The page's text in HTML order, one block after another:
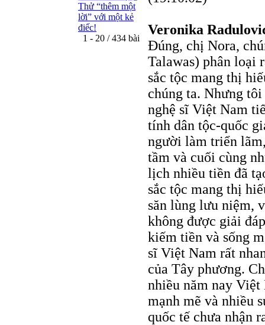
Thử “thêm một
lời” với một kẻ
điếc!
1 - 20 / 434 bài
Veronika
Đúng, chị Nora,
Talawas) phân loại
sắc tộc mang thị
chúng ta. Nhưng
nghệ sĩ Việt Nam
tính dân tộc-quốc
người làm triển
tầm và cuối cùng
lịch nhiều tiền đã
sắc tộc mang thị
săn lùng lưu niệm,
không được giải
kiếm tiền và sống
sĩ Việt Nam rất
của Tây phương.
nhiều năm nay Việt
mạnh mẽ và nhiều
quốc tế chưa nhận